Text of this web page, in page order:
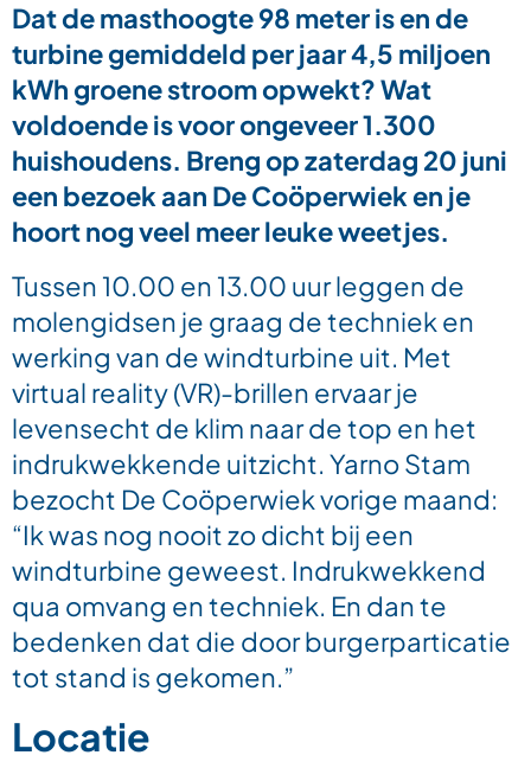
Dat de masthoogte 98 meter is en de
turbine gemiddeld per jaar 4,5 miljoen
kWh groene stroom opwekt? Wat
voldoende is voor ongeveer 1.300
huishoudens. Breng op zaterdag 20 juni
een bezoek aan De Coöperwiek en je
hoort nog veel meer leuke weetjes.
Tussen 10.00 en 13.00 uur leggen de
molengidsen je graag de techniek en
werking van de windturbine uit. Met
virtual reality (VR)-brillen ervaar je
levensecht de klim naar de top en het
indrukwekkende uitzicht. Yarno Stam
bezocht De Coöperwiek vorige maand:
“Ik was nog nooit zo dicht bij een
windturbine geweest. Indrukwekkend
qua omvang en techniek. En dan te
bedenken dat die door burgerparticatie
tot stand is gekomen.”
Locatie